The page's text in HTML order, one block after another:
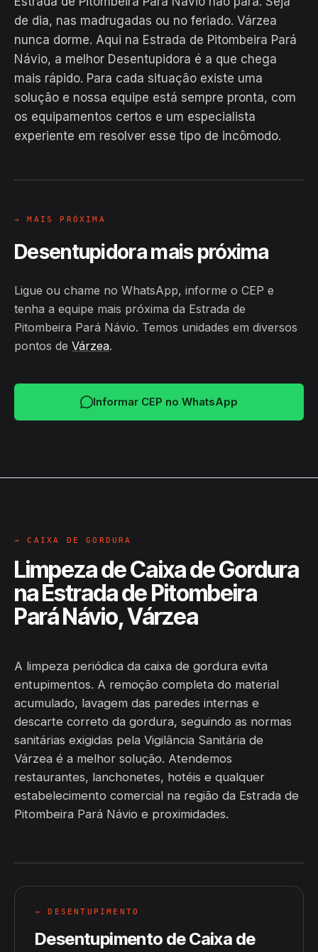
de dia, nas madrugadas ou no feriado. Várzea
nunca dorme. Aqui na Estrada de Pitombeira Pará
Návio, a melhor Desentupidora é a que chega
mais rápido. Para cada situação existe uma
solução e nossa equipe está sempre pronta, com
os equipamentos certos e um especialista
experiente em resolver esse tipo de incômodo.
EM CAMPO
Hiroshiro · Estrada de Pitombeira
→ MAIS PRÓXIMA
Desentupidora mais próxima
Ligue ou chame no WhatsApp, informe o CEP e
tenha a equipe mais próxima da Estrada de
Pitombeira Pará Návio. Temos unidades em diversos
pontos de Várzea.
Informar CEP no WhatsApp
→ CAIXA DE GORDURA
Limpeza de Caixa de Gordura
na Estrada de Pitombeira
Pará Návio, Várzea
A limpeza periódica da caixa de gordura evita
entupimentos. A remoção completa do material
acumulado, lavagem das paredes internas e
descarte correto da gordura, seguindo as normas
sanitárias exigidas pela Vigilância Sanitária de
Várzea é a melhor solução. Atendemos
restaurantes, lanchonetes, hotéis e qualquer
estabelecimento comercial na região da Estrada de
Pitombeira Pará Návio e proximidades.
→ DESENTUPIMENTO
Desentupimento de Caixa de